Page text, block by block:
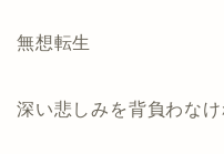
無想転生
深い悲しみを背負わな